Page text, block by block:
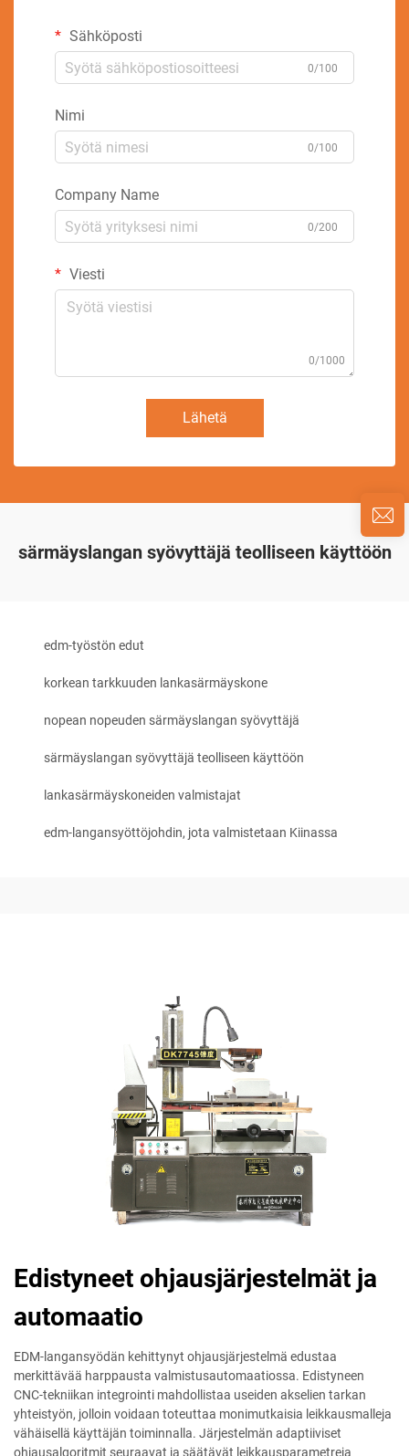
Sähköposti
0/100
Nimi
0/100
Company Name
0/200
Viesti
0/1000
Lähetä
särmäyslangan syövyttäjä teolliseen käyttöön
edm-työstön edut
korkean tarkkuuden lankasärmäyskone
nopean nopeuden särmäyslangan syövyttäjä
särmäyslangan syövyttäjä teolliseen käyttöön
lankasärmäyskoneiden valmistajat
edm-langansyöttöjohdin, jota valmistetaan Kiinassa
Edistyneet ohjausjärjestelmät ja
automaatio
EDM-langansyödän kehittynyt ohjausjärjestelmä edustaa
merkittävää harppausta valmistusautomaatiossa. Edistyneen
CNC-tekniikan integrointi mahdollistaa useiden akselien tarkan
yhteistyön, jolloin voidaan toteuttaa monimutkaisia leikkausmalleja
vähäisellä käyttäjän toiminnalla. Järjestelmän adaptiiviset
ohjausalgoritmit seuraavat ja säätävät leikkausparametreja